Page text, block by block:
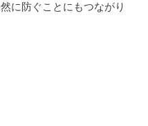
に防ぐことにもつながり